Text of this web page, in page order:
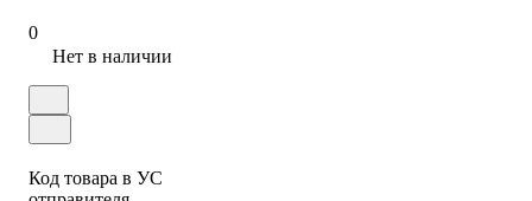
0
Нет в наличии
Код товара в УС